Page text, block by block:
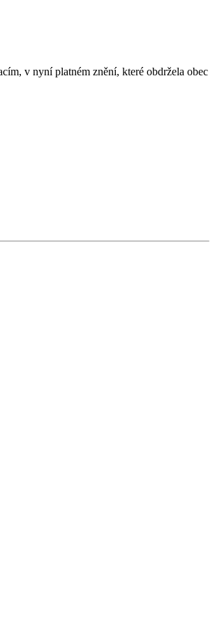
v nyní platném znění, které obdržela obec